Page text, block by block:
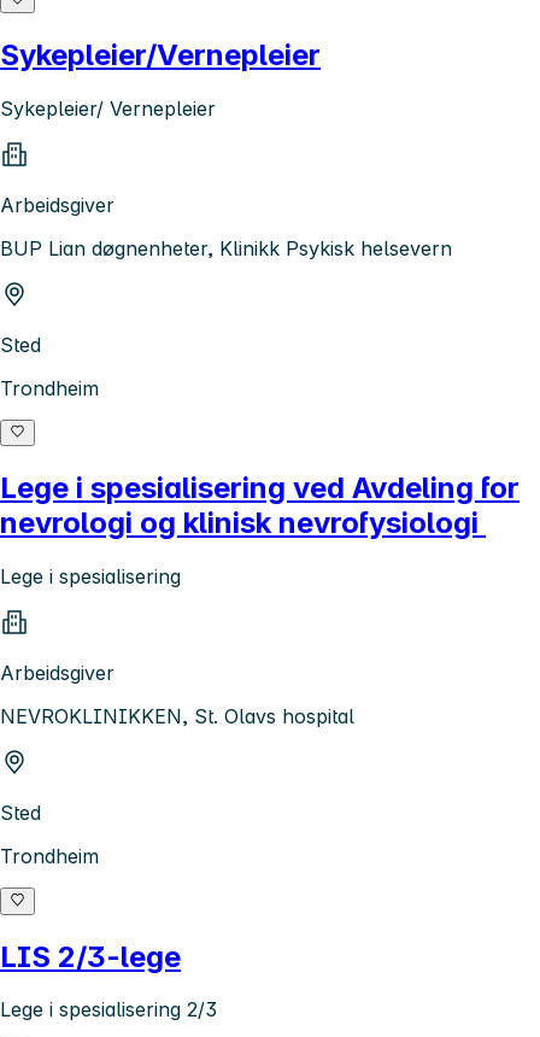
Sykepleier/Vernepleier
Sykepleier/ Vernepleier
Arbeidsgiver
BUP Lian døgnenheter, Klinikk Psykisk helsevern
Sted
Trondheim
Lege i spesialisering ved Avdeling for
nevrologi og klinisk nevrofysiologi
Lege i spesialisering
Arbeidsgiver
NEVROKLINIKKEN, St. Olavs hospital
Sted
Trondheim
LIS 2/3-lege
Lege i spesialisering 2/3